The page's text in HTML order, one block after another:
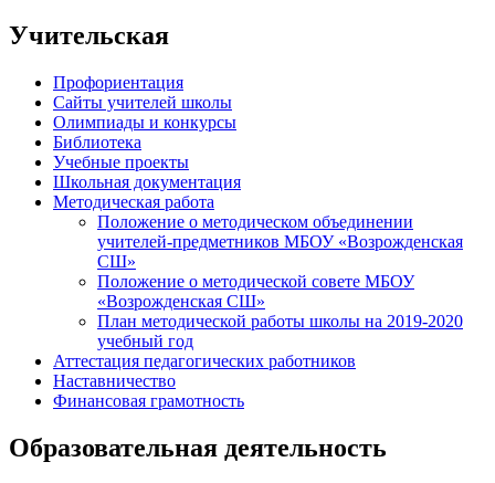
Учительская
Профориентация
Сайты учителей школы
Олимпиады и конкурсы
Библиотека
Учебные проекты
Школьная документация
Методическая работа
Положение о методическом объединении
учителей-предметников МБОУ «Возрожденская
СШ»
Положение о методической совете МБОУ
«Возрожденская СШ»
План методической работы школы на 2019-2020
учебный год
Аттестация педагогических работников
Наставничество
Финансовая грамотность
Образовательная деятельность